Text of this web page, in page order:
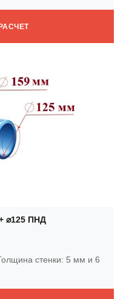
⌀125 ПНД
стенки: 5 мм и 6